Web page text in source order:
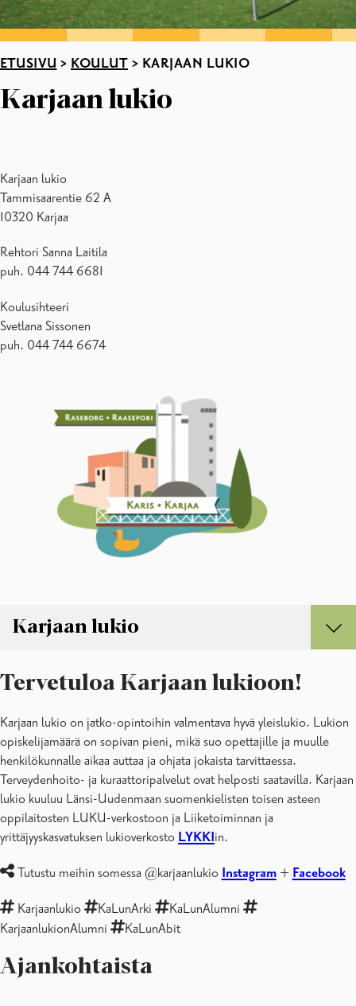
ETUSIVU > KOULUT > KARJAAN LUKIO
Karjaan lukio
Karjaan lukio
Tammisaarentie 62 A
10320 Karjaa
Rehtori Sanna Laitila
puh. 044 744 6681
Koulusihteeri
Svetlana Sissonen
puh. 044 744 6674
Karjaan lukio
Hae Karjaan lukioon
Tukea opiskeluun
Säännöt ja käytännöt
Karjaan lukion opiskelijakunta
Projektit ja kansainvälisyys
Karjaan lukion yhteystiedot
Briefly in other languages
Tervetuloa Karjaan lukioon!
Karjaan lukio on jatko-opintoihin valmentava hyvä yleislukio. Lukion
opiskelijamäärä on sopivan pieni, mikä suo opettajille ja muulle
henkilökunnalle aikaa auttaa ja ohjata jokaista tarvittaessa.
Terveydenhoito- ja kuraattoripalvelut ovat helposti saatavilla. Karjaan
lukio kuuluu Länsi-Uudenmaan suomenkielisten toisen asteen
oppilaitosten LUKU-verkostoon ja Liiketoiminnan ja
yrittäjyyskasvatuksen lukioverkosto LYKKIin.
Tutustu meihin somessa @karjaanlukio Instagram+ Facebook
Karjaanlukio KaLunArki
KaLunAlumni
KarjaanlukionAlumni
KaLunAbit
Ajankohtaista